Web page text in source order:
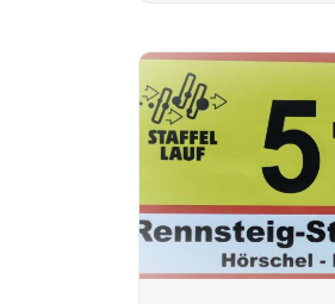
SOMMERFERIEN
VOM
04.
JULI
BIS
AUGUST
2026